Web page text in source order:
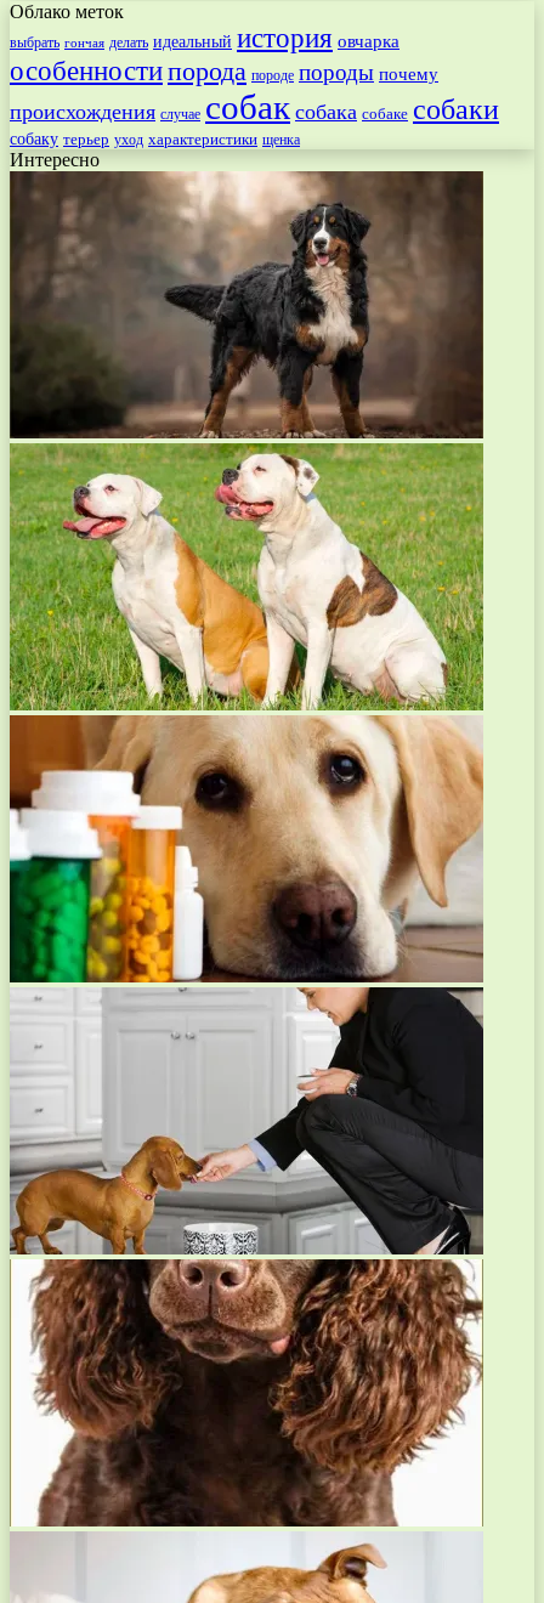
Облако меток
выбрать гончая делать идеальный история овчарка
особенностипорода породе породы почему
происхождения случае собак собака собаке собаки
собаку терьер уход характеристики щенка
Интересно